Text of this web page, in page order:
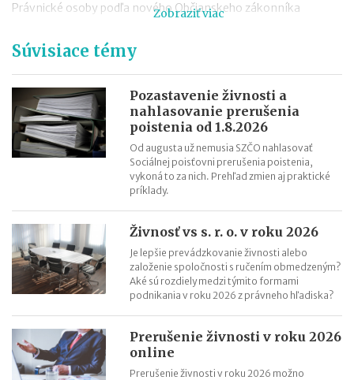
Právnické osoby podľa nového Občianskeho zákonníka
Štátni zamestnanci môžu od 1. októbra 2025 podnikať
Novela zákona o ochrane spotrebiteľa účinná od roku 2026
Reklamácia letného tábora
Zmeny v živnostenskom zákone od 1. 4. 2025
Zobraziť viac
Súvisiace témy
Pozastavenie živnosti a
nahlasovanie prerušenia
poistenia od 1.8.2026
Od augusta už nemusia SZČO nahlasovať
Sociálnej poisťovni prerušenia poistenia,
vykoná to za nich. Prehľad zmien aj praktické
príklady.
Živnosť vs s. r. o. v roku 2026
Je lepšie prevádzkovanie živnosti alebo
založenie spoločnosti s ručením obmedzeným?
Aké sú rozdiely medzi týmito formami
podnikania v roku 2026 z právneho hľadiska?
Prerušenie živnosti v roku 2026
online
Prerušenie živnosti v roku 2026 možno